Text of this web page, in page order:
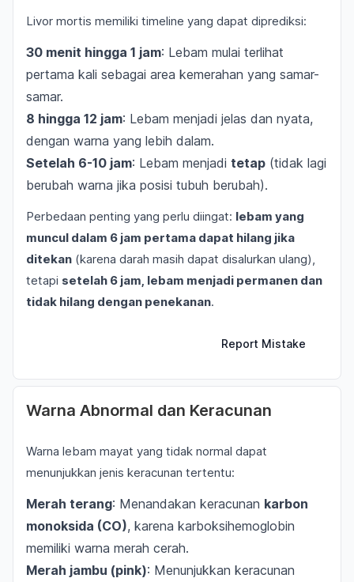
Livor mortis memiliki timeline yang dapat diprediksi:
30 menit hingga 1 jam: Lebam mulai terlihat
pertama kali sebagai area kemerahan yang samar-
samar.
8 hingga 12 jam: Lebam menjadi jelas dan nyata,
dengan warna yang lebih dalam.
Setelah 6-10 jam: Lebam menjadi tetap (tidak lagi
berubah warna jika posisi tubuh berubah).
Perbedaan penting yang perlu diingat: lebam yang
muncul dalam 6 jam pertama dapat hilang jika
ditekan (karena darah masih dapat disalurkan ulang),
tetapi setelah 6 jam, lebam menjadi permanen dan
tidak hilang dengan penekanan.
Report Mistake
Warna Abnormal dan Keracunan
Warna lebam mayat yang tidak normal dapat
menunjukkan jenis keracunan tertentu:
Merah terang: Menandakan keracunan karbon
monoksida (CO), karena karboksihemoglobin
memiliki warna merah cerah.
Merah jambu (pink): Menunjukkan keracunan